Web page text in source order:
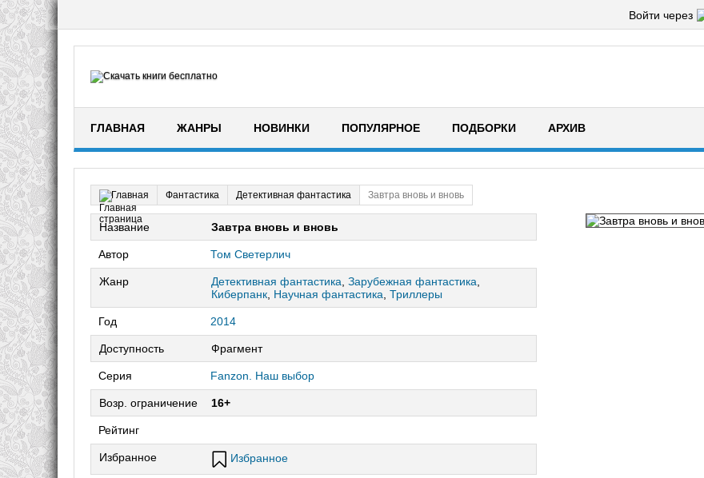
Войти через
ГЛАВНАЯ ЖАНРЫ НОВИНКИ ПОПУЛЯРНОЕ ПОДБОРКИ АРХИВ
Главная Фантастика Детективная фантастика Завтра вновь и вновь
Название Завтра вновь и вновь
Автор Том Светерлич
Жанр Детективная фантастика Зарубежная фантастика
Киберпанк Научная фантастика Триллеры
Год 2014
Доступность Фрагмент
Серия Fanzon. Наш выбор
Возр. ограничение 16+
Рейтинг
Избранное Избранное